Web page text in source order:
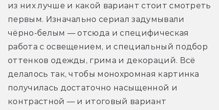
из них лучше и какой вариант стоит смотреть
первым. Изначально сериал задумывали
чёрно-белым — отсюда и специфическая
работа с освещением, и специальный подбор
оттенков одежды, грима и декораций. Всё
делалось так, чтобы монохромная картинка
получилась достаточно насыщенной и
контрастной — и итоговый вариант